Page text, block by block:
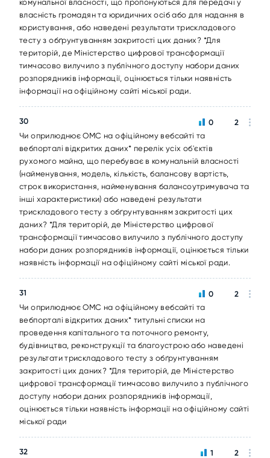
комунальної власності, що пропонуються для передачі у
власність громадян та юридичних осіб або для надання в
користування, або наведені результати трискладового
тесту з обґрунтуванням закритості цих даних? *Для
територій, де Міністерство цифрової трансформації
тимчасово вилучило з публічного доступу набори даних
розпорядників інформації, оцінюється тільки наявність
інформації на офіційному сайті міської ради.
30
Чи оприлюднює ОМС на офіційному вебсайті та
вебпорталі відкритих даних* перелік усіх об'єктів
рухомого майна, що перебуває в комунальній власності
(найменування, модель, кількість, балансову вартість,
строк використання, найменування балансоутримувача та
інші характеристики) або наведені результати
трискладового тесту з обґрунтуванням закритості цих
даних? *Для територій, де Міністерство цифрової
трансформації тимчасово вилучило з публічного доступу
набори даних розпорядників інформації, оцінюється тільки
наявність інформації на офіційному сайті міської ради.
0 2
31
Чи оприлюднює ОМС на офіційному вебсайті та
вебпорталі відкритих даних* титульні списки на
проведення капітального та поточного ремонту,
будівництва, реконструкції та благоустрою або наведені
результати трискладового тесту з обґрунтуванням
закритості цих даних? *Для територій, де Міністерство
цифрової трансформації тимчасово вилучило з публічного
доступу набори даних розпорядників інформації,
оцінюється тільки наявність інформації на офіційному сайті
міської ради
0 2
32
1 2